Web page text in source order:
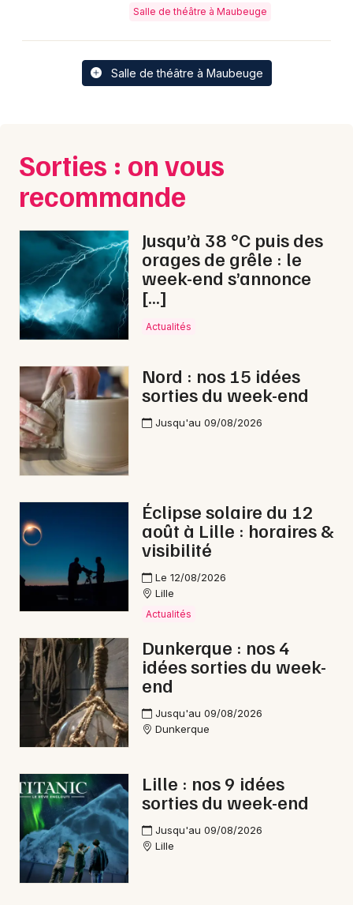
Salle de théâtre à Maubeuge
Salle de théâtre à Maubeuge
Sorties : on vous
recommande
Jusqu’à 38 °C puis des
orages de grêle : le
week-end s’annonce
[…]
Actualités
Nord : nos 15 idées
sorties du week-end
Jusqu'au 09/08/2026
Éclipse solaire du 12
août à Lille : horaires &
visibilité
Le 12/08/2026
Lille
Actualités
Dunkerque : nos 4
idées sorties du week-
end
Jusqu'au 09/08/2026
Dunkerque
Lille : nos 9 idées
sorties du week-end
Jusqu'au 09/08/2026
Lille